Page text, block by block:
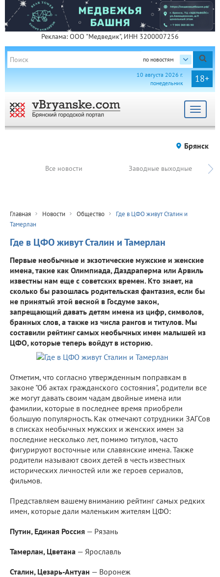
Реклама: ООО "Медведик", ИНН 3200007256
по новостям
18+
10 августа 2026 г.
понедельник
Toggle
Брянск
Все новости Заводные выходные
Главная Новости Общество
Где в ЦФО живут Сталин и
Тамерлан
Где в ЦФО живут Сталин и Тамерлан
Первые необычные и экзотические мужские и женские
имена, такие как Олимпиада, Даздраперма или Арвиль
известны нам еще с советских времен. Кто знает, на
сколько бы разошлась родительская фантазия, если бы
не принятый этой весной в Госдуме закон,
запрещающий давать детям имена из цифр, символов,
бранных слов, а также из числа рангов и титулов. Мы
составили рейтинг самых необычных имен малышей из
ЦФО, которые теперь войдут в историю.
Отметим, что согласно утвержденным поправкам в
законе "Об актах гражданского состояния", родители все
же могут давать своим чадам двойные имена или
фамилии, которые в последнее время приобрели
большую популярность. Как отмечают сотрудники ЗАГСов
в списках необычных мужских и женских имен за
последние несколько лет, помимо титулов, часто
фигурируют восточные или славянские имена. Также
родители называют своих детей в честь известных
исторических личностей или же героев сериалов,
фильмов.
Представляем вашему вниманию рейтинг самых редких
имен, которые дали маленьким жителям ЦФО:
Путин, Единая Россия — Рязань
Тамерлан, Цветана — Ярославль
Сталин, Цезарь-Антуан — Воронеж